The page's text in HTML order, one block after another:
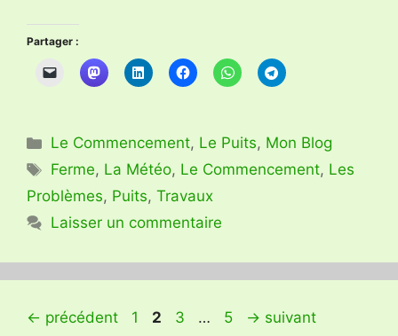
Partager :
Catégories
Le Commencement, Le Puits, Mon Blog
Étiquettes
Ferme, La Météo, Le Commencement, Les
Problèmes, Puits, Travaux
Laisser un commentaire
← précédent Page
1 Page
2 Page
3 … Page
5 → suivant